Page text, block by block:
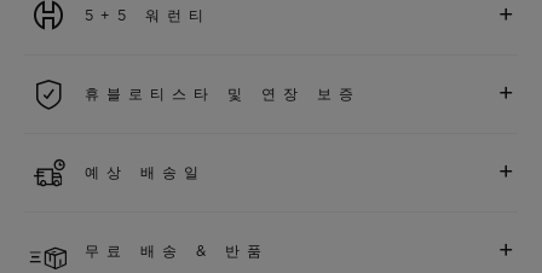
5+5 워런티 +
용됩니다.휴블로티스타 및 연장 보증 +
에 대해5 년 추가 워런티 혜택
또한 다양
더 알아보기
예상 배송일 +
다. *재고 상황에 따라 달라질 수 있습니다*.
무료 배송 & 반품 +